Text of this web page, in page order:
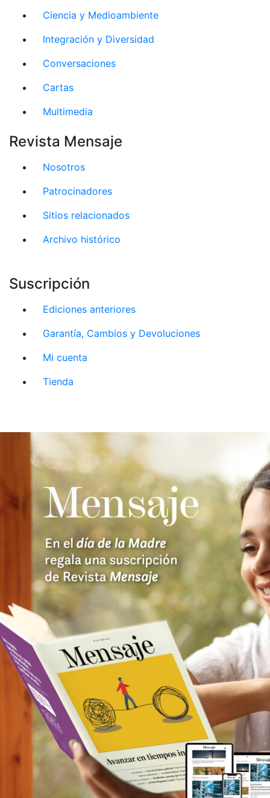
Ciencia y Medioambiente
Integración y Diversidad
Conversaciones
Cartas
Multimedia
Revista Mensaje
Nosotros
Patrocinadores
Sitios relacionados
Archivo histórico
Suscripción
Ediciones anteriores
Garantía, Cambios y Devoluciones
Mi cuenta
Tienda